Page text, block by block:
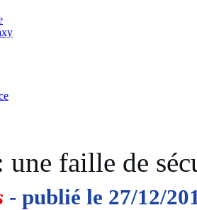
une faille de
- publié le 27/12/